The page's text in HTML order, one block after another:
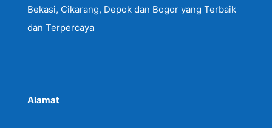
Bekasi, Cikarang, Depok dan Bogor yang Terbaik
dan Terpercaya
Alamat